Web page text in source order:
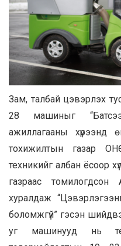
Зам, талбай цэвэрлэх
28 машиныг
ажиллагааны хүрээнд
тохижилтын газар
техникийг албан ёсоор
газраас
хуралдаж
боломжгүй” гэсэн
уг машинууд нь